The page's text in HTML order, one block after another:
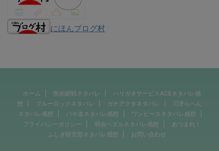
にほんブログ村
ホーム 呪術廻戦ネタバレ
ハリガネサービスACEネタバレ感
想
ブルーロックネタバレ ガチアクタネタバレ
刃牙らへん
ネタバレ感想
バキ道ネタバレ感想
ワンピースネタバレ感想
プライバシーポリシー
弱虫ペダルネタバレ感想
あつまれ！
ふしぎ研究部ネタバレ感想
お問い合わせ